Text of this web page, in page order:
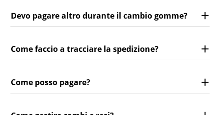
Devo pagare altro durante il cambio gomme?
Come faccio a tracciare la spedizione?
Come posso pagare?